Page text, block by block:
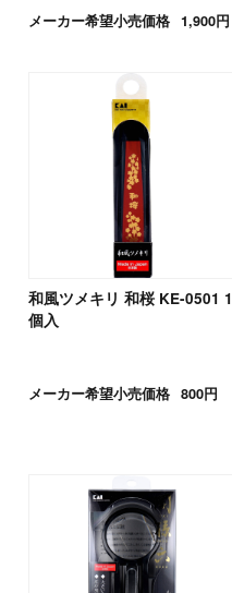
メーカー希望小売価格 1,900円
和風ツメキリ 和桜 KE-0501 1
個入
メーカー希望小売価格 800円